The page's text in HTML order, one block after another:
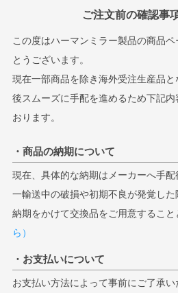
ご注文前の確認事
この度はハーマンミラー製品の商品
とうございます。
現在一部商品を除き海外受注生産品
後スムーズに手配を進めるため下記
おります。
・商品の納期について
現在、具体的な納期はメーカーへ手
一輸送中の破損や初期不良が発覚し
納期をかけて交換品をご用意すること
ら）
・お支払いについて
お支払い方法によって事前にご了承い